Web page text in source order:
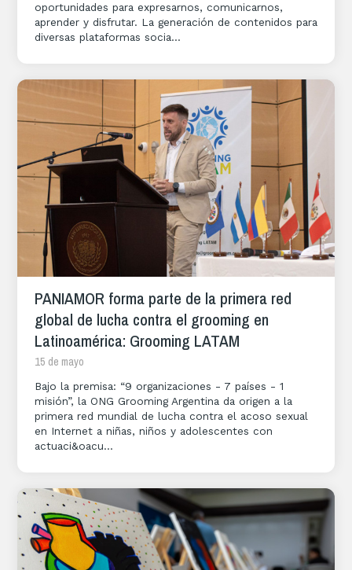
oportunidades para expresarnos, comunicarnos,
aprender y disfrutar. La generación de contenidos para
diversas plataformas socia...
PANIAMOR forma parte de la primera red
global de lucha contra el grooming en
Latinoamérica: Grooming LATAM
15 de mayo
Bajo la premisa: “9 organizaciones - 7 países - 1
misión”, la ONG Grooming Argentina da origen a la
primera red mundial de lucha contra el acoso sexual
en Internet a niñas, niños y adolescentes con
actuaci&oacu...